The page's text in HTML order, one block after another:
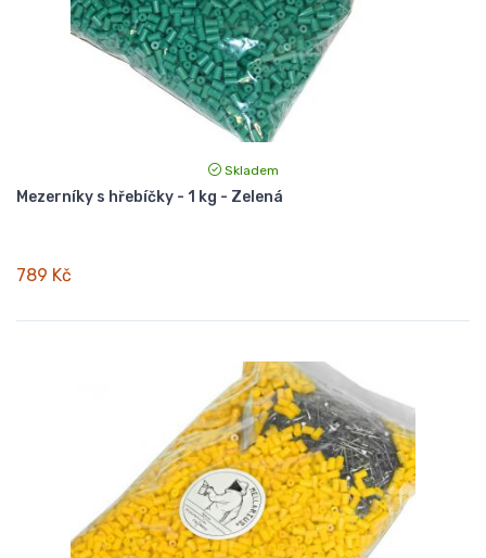
Skladem
Mezerníky s hřebíčky - 1 kg - Zelená
789 Kč